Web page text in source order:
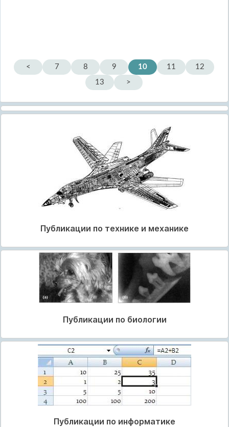
< 7 8 9 10 11
12
13
>
Публикации по технике и механике
Публикации по биологии
Публикации по информатике